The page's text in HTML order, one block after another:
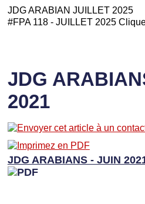
JDG ARABIAN JUILLET 2025
#FPA 118 - JUILLET 2025
JDG
2021
JDG ARABIANS - JUIN